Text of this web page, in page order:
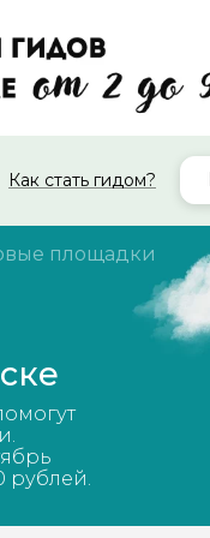
Как стать гидом?
площадки
рублей.